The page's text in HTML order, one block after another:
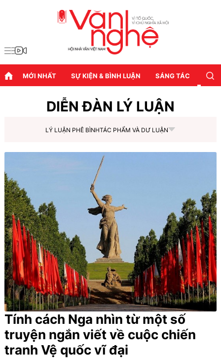
MỚI NHẤT SỰ KIỆN & BÌNH LUẬN SÁNG TÁC
DIỄN ĐÀN LÝ LUẬN
LÝ LUẬN PHÊ BÌNHTÁC PHẨM VÀ DƯ LUẬN
Tính cách Nga nhìn từ một số
truyện ngắn viết về cuộc chiến
tranh Vệ quốc vĩ đại